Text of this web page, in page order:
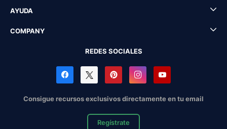
AYUDA
COMPANY
REDES SOCIALES
Consigue recursos exclusivos directamente en tu email
Regístrate